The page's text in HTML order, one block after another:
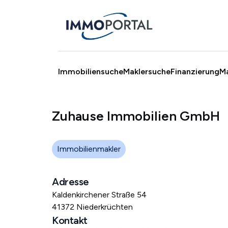
ImmobiliensucheMaklersucheFinanzierung
Zuhause Immobilien GmbH
Immobilienmakler
Adresse
Kaldenkirchener Straße 54
41372 Niederkrüchten
Kontakt